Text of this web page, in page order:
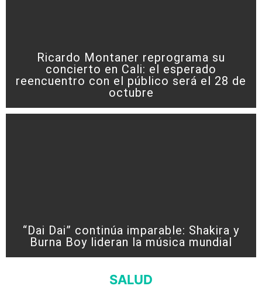
Ricardo Montaner reprograma su
concierto en Cali: el esperado
reencuentro con el público será el 28 de
octubre
“Dai Dai” continúa imparable: Shakira y
Burna Boy lideran la música mundial
SALUD